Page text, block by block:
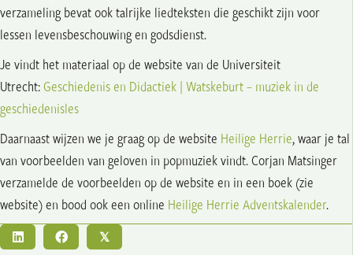
verzameling bevat ook talrijke liedteksten die geschikt zijn voor
lessen levensbeschouwing en godsdienst.
Je vindt het materiaal op de website van de Universiteit
Utrecht:Geschiedenis en Didactiek | Watskeburt – muziek in de
geschiedenisles
Daarnaast wijzen we je graag op de website Heilige Herrie, waar je tal
van voorbeelden van geloven in popmuziek vindt. Corjan Matsinger
verzamelde de voorbeelden op de website en in een boek (zie
website) en bood ook een online Heilige Herrie Adventskalender.
𝕏